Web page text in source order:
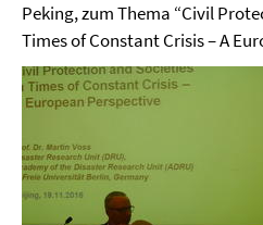
Peking, zum Thema “Civil
Times of Constant Crisis – A